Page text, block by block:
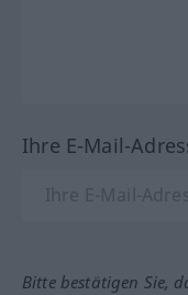
Ihre E-Mail-
Bitte bestätigen Sie,